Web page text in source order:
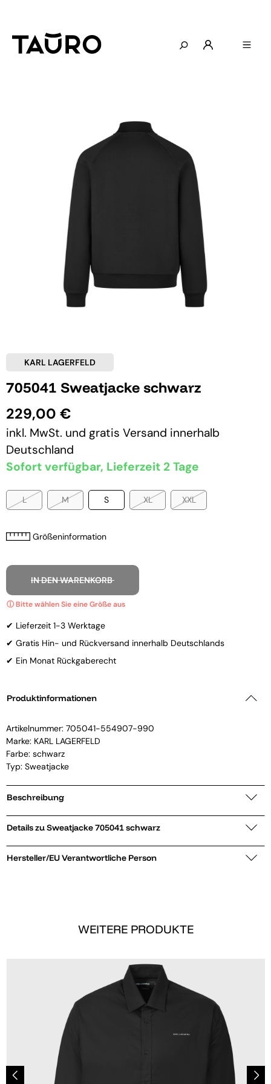
KARL LAGERFELD
705041 Sweatjacke schwarz
229,00 €
inkl. MwSt. und gratis Versand innerhalb
Deutschland
Sofort verfügbar, Lieferzeit 2 Tage
L M S XL XXL
Größeninformation
IN DEN WARENKORB
✔ Lieferzeit 1-3 Werktage
✔ Gratis Hin- und Rückversand innerhalb Deutschlands
✔ Ein Monat Rückgaberecht
Produktinformationen
Artikelnummer: 705041-554907-990
Marke: KARL LAGERFELD
Farbe: schwarz
Typ: Sweatjacke
Beschreibung
Details zu Sweatjacke 705041 schwarz
Hersteller/EU Verantwortliche Person
WEITERE PRODUKTE